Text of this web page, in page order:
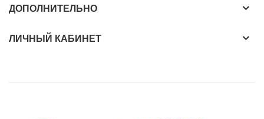
ДОПОЛНИТЕЛЬНО
ЛИЧНЫЙ КАБИНЕТ